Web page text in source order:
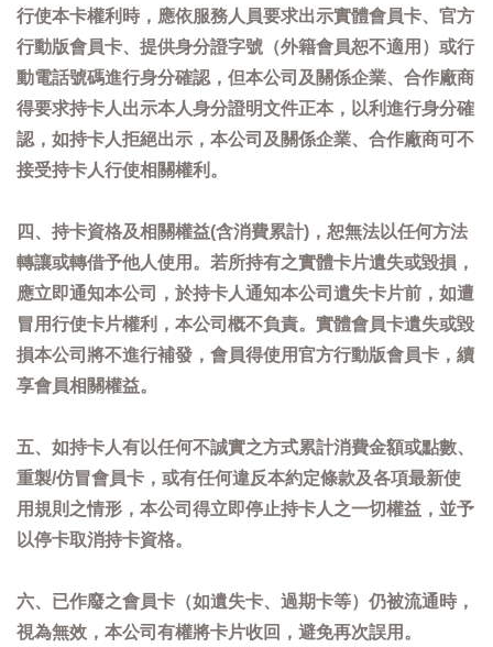
行使本卡權利時，應依服務人員要求出示實體會員卡、官方
行動版會員卡、提供身分證字號（外籍會員恕不適用）或行
動電話號碼進行身分確認，但本公司及關係企業、合作廠商
得要求持卡人出示本人身分證明文件正本，以利進行身分確
認，如持卡人拒絕出示，本公司及關係企業、合作廠商可不
接受持卡人行使相關權利。
四、持卡資格及相關權益(含消費累計)，恕無法以任何方法
轉讓或轉借予他人使用。若所持有之實體卡片遺失或毀損，
應立即通知本公司，於持卡人通知本公司遺失卡片前，如遭
冒用行使卡片權利，本公司概不負責。實體會員卡遺失或毀
損本公司將不進行補發，會員得使用官方行動版會員卡，續
享會員相關權益。
五、如持卡人有以任何不誠實之方式累計消費金額或點數、
重製/仿冒會員卡，或有任何違反本約定條款及各項最新使
用規則之情形，本公司得立即停止持卡人之一切權益，並予
以停卡取消持卡資格。
六、已作廢之會員卡（如遺失卡、過期卡等）仍被流通時，
視為無效，本公司有權將卡片收回，避免再次誤用。